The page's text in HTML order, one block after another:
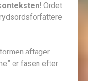
Ordet
aftager.
er fasen efter